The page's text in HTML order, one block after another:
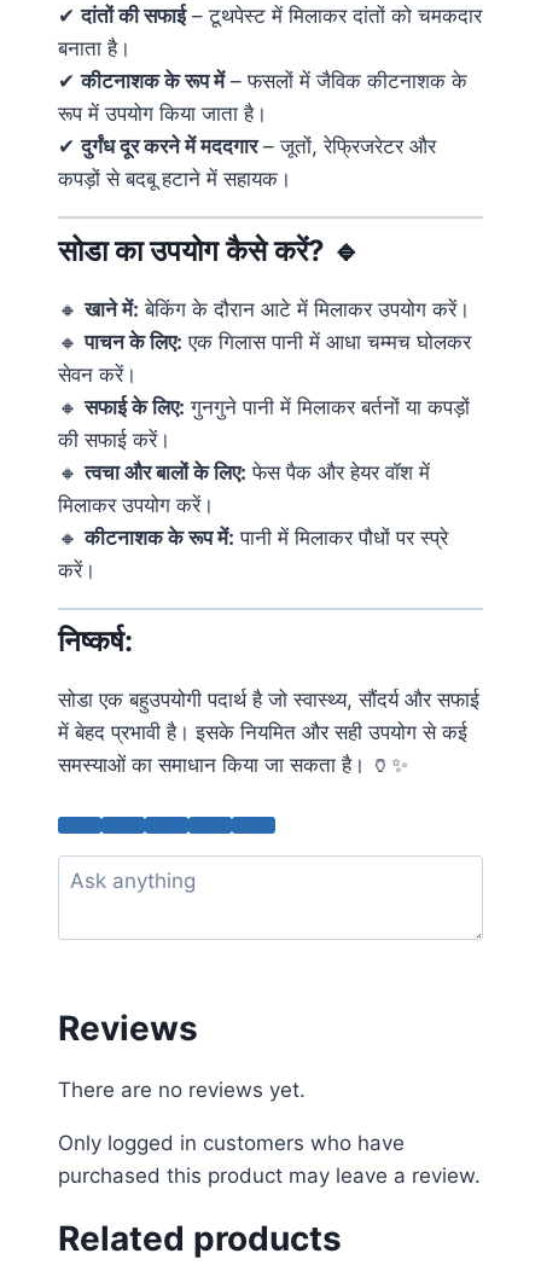
✔दांतों की सफाई– टूथपेस्ट में मिलाकर दांतों को चमकदार
बनाता है।
✔कीटनाशक के रूप में– फसलों में जैविक कीटनाशक के
रूप में उपयोग किया जाता है।
✔दुर्गंध दूर करने में मददगार– जूतों, रेफ्रिजरेटर और
कपड़ों से बदबू हटाने में सहायक।
सोडा का उपयोग कैसे करें? 🔹
🔸खाने में: बेकिंग के दौरान आटे में मिलाकर उपयोग करें।
🔸पाचन के लिए: एक गिलास पानी में आधा चम्मच घोलकर
सेवन करें।
🔸सफाई के लिए: गुनगुने पानी में मिलाकर बर्तनों या कपड़ों
की सफाई करें।
🔸त्वचा और बालों के लिए: फेस पैक और हेयर वॉश में
मिलाकर उपयोग करें।
🔸कीटनाशक के रूप में: पानी में मिलाकर पौधों पर स्प्रे
करें।
निष्कर्ष:
सोडा एक बहुउपयोगी पदार्थ है जो स्वास्थ्य, सौंदर्य और सफाई
में बेहद प्रभावी है। इसके नियमित और सही उपयोग से कई
समस्याओं का समाधान किया जा सकता है। 🏺✨
Reviews
There are no reviews yet.
Only logged in customers who have
purchased this product may leave a review.
Related products